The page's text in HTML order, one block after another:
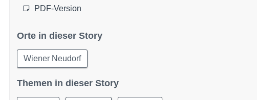
PDF-Version
Orte in dieser Story
Wiener Neudorf
Themen in dieser Story